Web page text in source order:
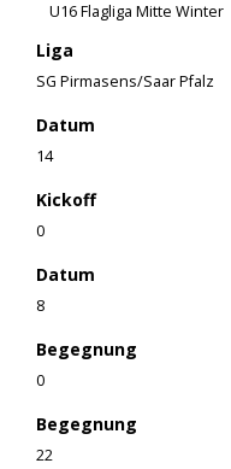
U16 Flagliga Mitte Winter
Liga
SG Pirmasens/Saar Pfalz
Datum
14
Kickoff
0
Datum
8
Begegnung
0
Begegnung
22